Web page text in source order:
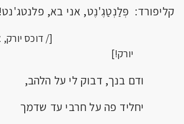
קליפורד: פְּלַנְטַגֶ'נֶט, אני בא, פלנטג'נט!
[/ דוכס
יורק!]
ודם בנך, דבוק לי על הלהב,
יחליד פה על חרבי עד שדמך